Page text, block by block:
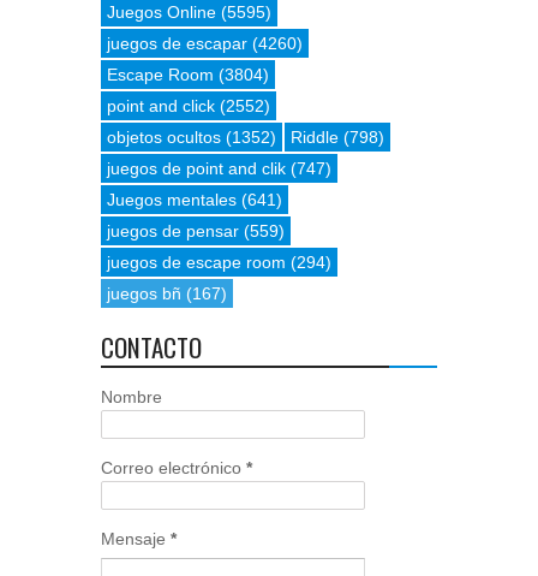
Juegos Online (5595)
juegos de escapar (4260)
Escape Room (3804)
point and click (2552)
objetos ocultos (1352) Riddle (798)
juegos de point and clik (747)
Juegos mentales (641)
juegos de pensar (559)
juegos de escape room (294)
juegos bñ (167)
CONTACTO
Nombre
Correo electrónico *
Mensaje *